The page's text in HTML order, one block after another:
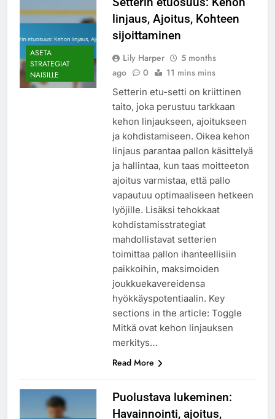
ASETA
STRATEGIAT
NAISILLE
linjaus, Ajoitus, Kohteen
sijoittaminen
Lily Harper
5 months
ago
0 11 mins mins
Setterin etu-setti on kriittinen
taito, joka perustuu tarkkaan
kehon linjaukseen, ajoitukseen
ja kohdistamiseen. Oikea kehon
linjaus parantaa pallon käsittelyä
ja hallintaa, kun taas moitteeton
ajoitus varmistaa, että pallo
vapautuu optimaaliseen hetkeen
lyöjille. Lisäksi tehokkaat
kohdistamisstrategiat
mahdollistavat setterien
toimittaa pallon ihanteellisiin
paikkoihin, maksimoiden
joukkuekavereidensa
hyökkäyspotentiaalin. Key
sections in the article: Toggle
Mitkä ovat kehon linjauksen
merkitys…
Read More
Puolustava lukeminen:
Havainnointi, ajoitus,